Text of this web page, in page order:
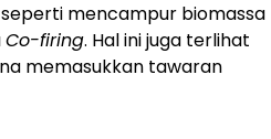
seperti mencampur biomassa
Co-firing. Hal ini juga terlihat
memasukkan tawaran